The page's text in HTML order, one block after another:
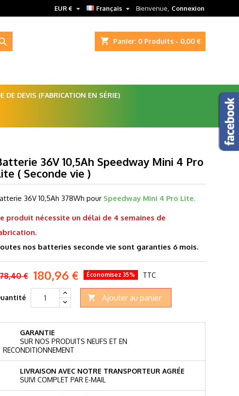
Bienvenue, Connexion
Français 
EUR € 
shopping_cart Panier: 0 Produits - 0,00 €
DE DEVIS (FABRICATION EN SÉRIE)
36V 10,5Ah Speedway Mini 4 Pro
( Seconde vie )
36V 10,5Ah 378Wh pour Speedway Mini 4 Pro Lite.
produit nécessite un délai de 4 semaines de
nos batteries seconde vie sont garanties 6 mois.
€ 180,96 € Économisez 35% TTC
 Ajouter au panier
GARANTIE
SUR NOS PRODUITS NEUFS ET EN
RECONDITIONNEMENT
LIVRAISON AVEC NOTRE TRANSPORTEUR AGRÉE
SUIVI COMPLET PAR E-MAIL